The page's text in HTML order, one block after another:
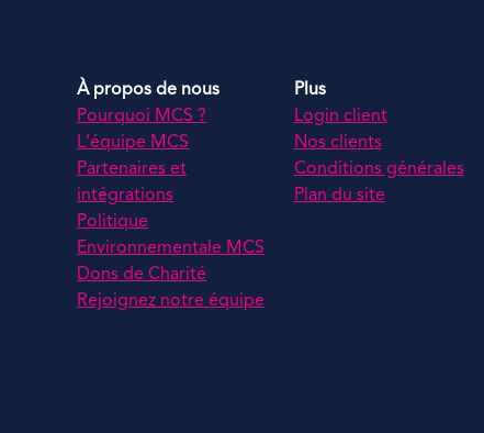
À propos de nous
Pourquoi MCS ?
L’équipe MCS
Partenaires et
intégrations
Politique
Environnementale MCS
Dons de Charité
Rejoignez notre équipe
Plus
Login client
Nos clients
Conditions générales
Plan du site